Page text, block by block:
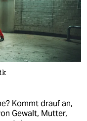
Kommt drauf an,
Gewalt, Mutter,